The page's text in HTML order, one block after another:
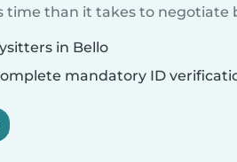
time than it takes to negotiate
in Bello
mandatory ID